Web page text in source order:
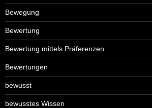
Bewegung
Bewertung
Bewertung mittels Präferenzen
Bewertungen
bewusst
bewusstes Wissen